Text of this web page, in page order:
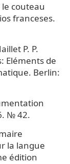
couteau
franceses.
P. P.
Eléments de
Berlin:
№ 42.
la langue
édition